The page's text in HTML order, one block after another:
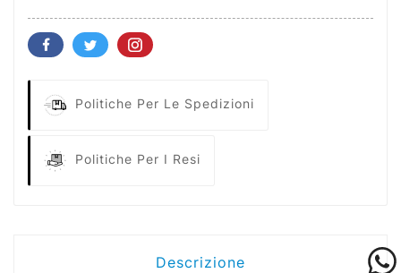
Politiche Per Le Spedizioni
Politiche Per I Resi
Descrizione